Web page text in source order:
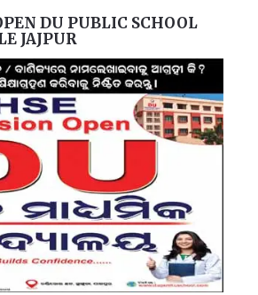
DU PUBLIC SCHOOL
JAJPUR